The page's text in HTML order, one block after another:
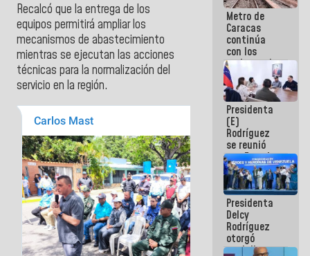
Recalcó que la entrega de los
equipos permitirá ampliar los
mecanismos de abastecimiento
mientras se ejecutan las acciones
técnicas para la normalización del
servicio en la región.
Metro de
Caracas
continúa
con los
trabajos de
mantenimiento
e inspección
en la Línea 2
Presidenta
(E)
Rodríguez
se reunió
con Estado
Mayor
Eléctrico
para
abordar
planes de
acción
Presidenta
Delcy
Rodríguez
otorgó
medalla